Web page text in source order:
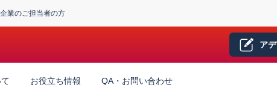
企業のご担当者の方
ア
お役立ち情報 QA・お問い合わせ